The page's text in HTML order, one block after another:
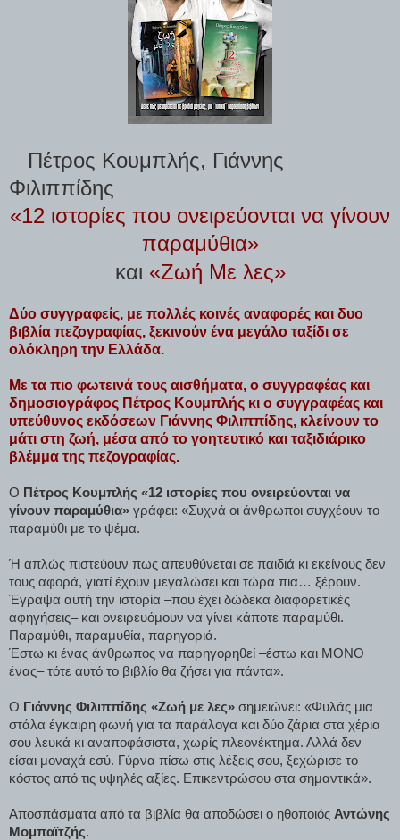
Πέτρος Κουμπλής, Γιάννης
Φιλιππίδης
«12 ιστορίες που ονειρεύονται να γίνουν
παραμύθια»
και «Ζωή Με λες»
Δύο συγγραφείς, με πολλές κοινές αναφορές και δυο
βιβλία πεζογραφίας, ξεκινούν ένα μεγάλο ταξίδι σε
ολόκληρη την Ελλάδα.
Με τα πιο φωτεινά τους αισθήματα, ο συγγραφέας και
δημοσιογράφος Πέτρος Κουμπλής κι ο συγγραφέας και
υπεύθυνος εκδόσεων Γιάννης Φιλιππίδης, κλείνουν το
μάτι στη ζωή, μέσα από το γοητευτικό και ταξιδιάρικο
βλέμμα της πεζογραφίας.
Ο Πέτρος Κουμπλής «12 ιστορίες που ονειρεύονται να
γίνουν παραμύθια» γράφει: «Συχνά οι άνθρωποι συγχέουν το
παραμύθι με το ψέμα.
Ή απλώς πιστεύουν πως απευθύνεται σε παιδιά κι εκείνους δεν
τους αφορά, γιατί έχουν μεγαλώσει και τώρα πια… ξέρουν.
Έγραψα αυτή την ιστορία –που έχει δώδεκα διαφορετικές
αφηγήσεις– και ονειρευόμουν να γίνει κάποτε παραμύθι.
Παραμύθι, παραμυθία, παρηγοριά.
Έστω κι ένας άνθρωπος να παρηγορηθεί –έστω και ΜΟΝΟ
ένας– τότε αυτό το βιβλίο θα ζήσει για πάντα».
Ο Γιάννης Φιλιππίδης «Ζωή με λες» σημειώνει: «Φυλάς μια
στάλα έγκαιρη φωνή για τα παράλογα και δύο ζάρια στα χέρια
σου λευκά κι αναποφάσιστα, χωρίς πλεονέκτημα. Αλλά δεν
είσαι μοναχά εσύ. Γύρνα πίσω στις λέξεις σου, ξεχώρισε το
κόστος από τις υψηλές αξίες. Επικεντρώσου στα σημαντικά».
Αποσπάσματα από τα βιβλία θα αποδώσει ο ηθοποιός Αντώνης
Μομπαϊτζής.